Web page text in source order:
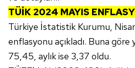
TÜİK 2024 MAYIS
Türkiye İstatistik Kurumu, Nisan
enflasyonu açıkladı. Buna göre
75,45, aylık ise 3,37 oldu.